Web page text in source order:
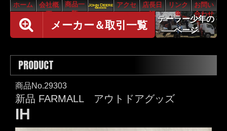
ホーム
会社概
要
商品一
覧
アクセ
ス
店長日
記
リンク
集
お問い
合わせ
メーカー＆取引一覧
テーラー少年の
ページ
PRODUCT
商品No.29303
新品 FARMALL アウトドアグッズ
IH